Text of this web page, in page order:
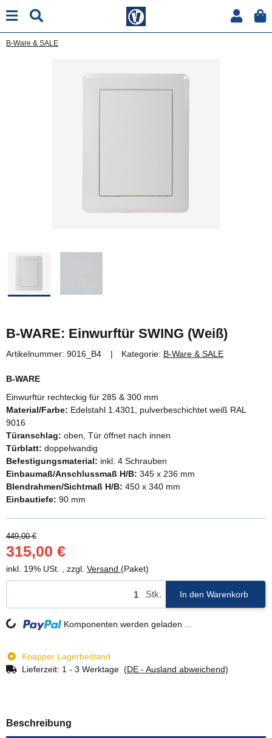
B-Ware & SALE
B-WARE: Einwurftür SWING (Weiß)
Artikelnummer: 9016_B4 Kategorie: B-Ware & SALE
B-WARE
Einwurftür rechteckig für 285 & 300 mm
Material/Farbe: Edelstahl 1.4301, pulverbeschichtet weiß RAL
9016
Türanschlag: oben, Tür öffnet nach innen
Türblatt: doppelwandig
Befestigungsmaterial: inkl. 4 Schrauben
Einbaumaß/Anschlussmaß H/B: 345 x 236 mm
Blendrahmen/Sichtmaß H/B: 450 x 340 mm
Einbautiefe: 90 mm
449,00 €
315,00 €
inkl. 19% USt. , zzgl. Versand (Paket)
Stk. In den Warenkorb
Loading... Komponenten werden geladen ...
Knapper Lagerbestand
Lieferzeit: 1 - 3 Werktage (DE - Ausland abweichend)
Beschreibung